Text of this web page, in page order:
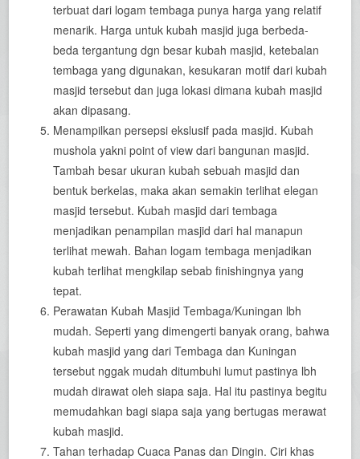
terbuat dari logam tembaga punya harga yang relatif
menarik. Harga untuk kubah masjid juga berbeda-
beda tergantung dgn besar kubah masjid, ketebalan
tembaga yang digunakan, kesukaran motif dari kubah
masjid tersebut dan juga lokasi dimana kubah masjid
akan dipasang.
Menampilkan persepsi ekslusif pada masjid. Kubah
mushola yakni point of view dari bangunan masjid.
Tambah besar ukuran kubah sebuah masjid dan
bentuk berkelas, maka akan semakin terlihat elegan
masjid tersebut. Kubah masjid dari tembaga
menjadikan penampilan masjid dari hal manapun
terlihat mewah. Bahan logam tembaga menjadikan
kubah terlihat mengkilap sebab finishingnya yang
tepat.
Perawatan Kubah Masjid Tembaga/Kuningan lbh
mudah. Seperti yang dimengerti banyak orang, bahwa
kubah masjid yang dari Tembaga dan Kuningan
tersebut nggak mudah ditumbuhi lumut pastinya lbh
mudah dirawat oleh siapa saja. Hal itu pastinya begitu
memudahkan bagi siapa saja yang bertugas merawat
kubah masjid.
Tahan terhadap Cuaca Panas dan Dingin. Ciri khas